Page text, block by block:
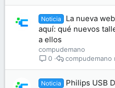
Noticia
La nueva
aquí: qué nuevos
a ellos
compudemano
0
compudemano
Noticia
Philips USB